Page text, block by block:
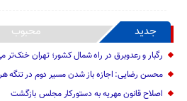
جدید محبوب
رگبار و رعدوبرق در راه شمال کشور؛ تهران خنک‌تر
محسن رضایی: اجازه باز شدن مسیر دوم در تنگه
اصلاح قانون مهریه به دستورکار مجلس بازگشت